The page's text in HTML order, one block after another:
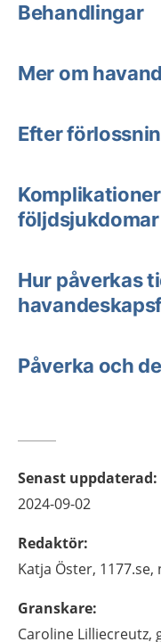
Behandlingar
Mer om
Efter
följdsjukdomar
Hur påverkas
Påverka och
Senast uppdaterad:
2024-09-02
Redaktör:
Katja Öster,
Granskare:
Caroline Lilliecreutz,